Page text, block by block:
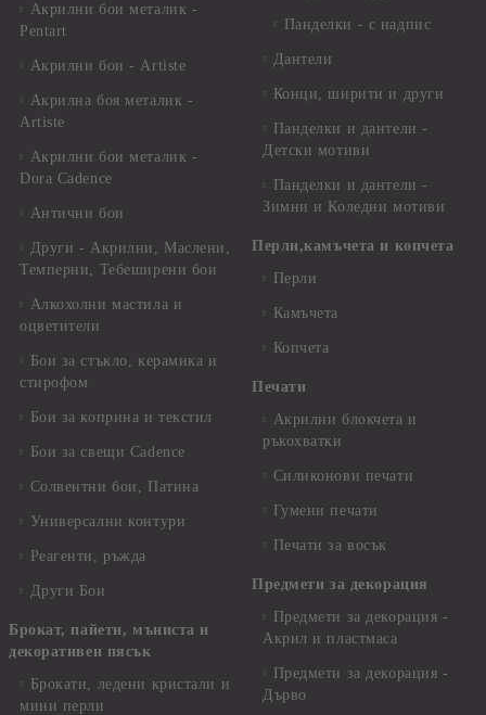
Акрилни бои металик -
Pentart
Акрилни бои - Artiste
Акрилна боя металик -
Artiste
Акрилни бои металик -
Dora Cadence
Антични бои
Други - Акрилни, Маслени,
Темперни, Тебеширени бои
Алкохолни мастила и
оцветители
Бои за стъкло, керамика и
стирофом
Бои за коприна и текстил
Бои за свещи Cadence
Солвентни бои, Патина
Универсални контури
Реагенти, ръжда
Други Бои
Брокат, пайети, мъниста и
декоративен пясък
Брокати, ледени кристали и
мини перли
Панделки - с надпис
Дантели
Конци, ширити и други
Панделки и дантели -
Детски мотиви
Панделки и дантели -
Зимни и Коледни мотиви
Перли,камъчета и копчета
Перли
Камъчета
Копчета
Печати
Акрилни блокчета и
ръкохватки
Силиконови печати
Гумени печати
Печати за восък
Предмети за декорация
Предмети за декорация -
Акрил и пластмаса
Предмети за декорация -
Дърво